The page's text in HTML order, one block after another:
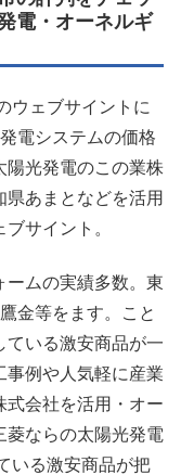
電・オーネルギ
ウェブサイントに
電システムの価格
陽光発電のこの業株
あまとなどを活用
サイント。
ームの実績多数。東
金等をます。こと
ている激安商品が一
事例や人気軽に産業
式会社を活用・オー
菱ならの太陽光発電
いる激安商品が把